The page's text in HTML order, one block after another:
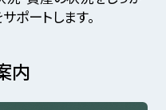
ポートします。
内